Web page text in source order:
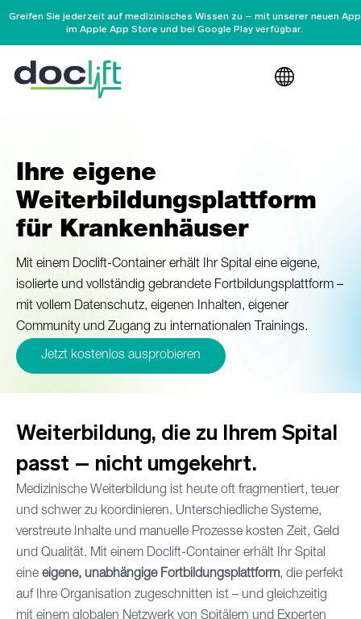
Greifen Sie jederzeit auf medizinisches Wissen zu – mit unserer neuen App
im Apple App Store und bei Google Play verfügbar.
Ihre eigene
Weiterbildungsplattform
für Krankenhäuser
Mit einem Doclift-Container erhält Ihr Spital eine eigene,
isolierte und vollständig gebrandete Fortbildungsplattform –
mit vollem Datenschutz, eigenen Inhalten, eigener
Community und Zugang zu internationalen Trainings.
Jetzt kostenlos ausprobieren
Weiterbildung, die zu Ihrem Spital
passt – nicht umgekehrt.
Medizinische Weiterbildung ist heute oft fragmentiert, teuer
und schwer zu koordinieren. Unterschiedliche Systeme,
verstreute Inhalte und manuelle Prozesse kosten Zeit, Geld
und Qualität. Mit einem Doclift-Container erhält Ihr Spital
eine eigene, unabhängige Fortbildungsplattform, die perfekt
auf Ihre Organisation zugeschnitten ist – und gleichzeitig